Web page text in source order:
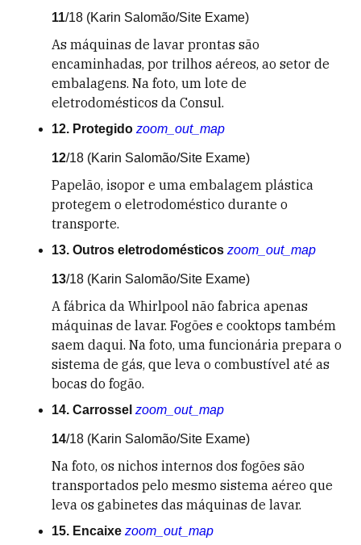
11/18 (Karin Salomão/Site Exame)
As máquinas de lavar prontas são
encaminhadas, por trilhos aéreos, ao setor de
embalagens. Na foto, um lote de
eletrodomésticos da Consul.
12. Protegido zoom_out_map
12/18 (Karin Salomão/Site Exame)
Papelão, isopor e uma embalagem plástica
protegem o eletrodoméstico durante o
transporte.
13. Outros eletrodomésticos zoom_out_map
13/18 (Karin Salomão/Site Exame)
A fábrica da Whirlpool não fabrica apenas
máquinas de lavar. Fogões e cooktops também
saem daqui. Na foto, uma funcionária prepara o
sistema de gás, que leva o combustível até as
bocas do fogão.
14. Carrossel zoom_out_map
14/18 (Karin Salomão/Site Exame)
Na foto, os nichos internos dos fogões são
transportados pelo mesmo sistema aéreo que
leva os gabinetes das máquinas de lavar.
15. Encaixe zoom_out_map